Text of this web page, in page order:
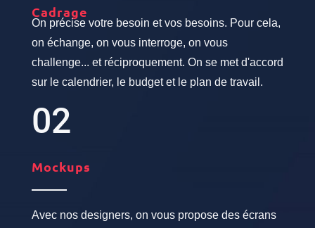
Cadrage
On précise votre besoin et vos besoins. Pour cela,
on échange, on vous interroge, on vous
challenge... et réciproquement. On se met d'accord
sur le calendrier, le budget et le plan de travail.
02
Mockups
Avec nos designers, on vous propose des écrans